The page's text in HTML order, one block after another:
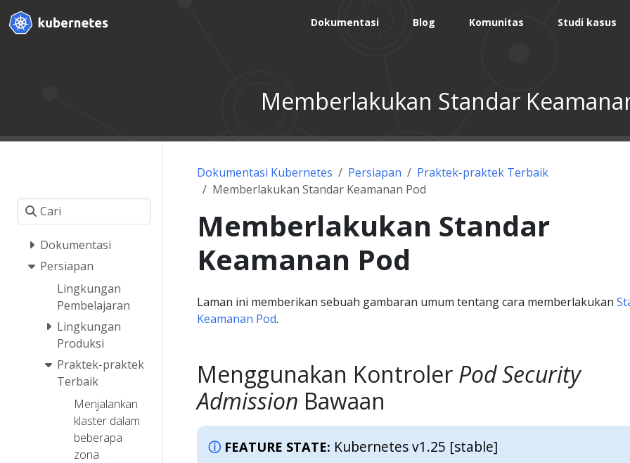
Dokumentasi Blog Komunitas Studi kasus
Memberlakukan Standar
Dokumentasi
Persiapan
Lingkungan
Pembelajaran
Lingkungan
Produksi
Praktek-praktek
Terbaik
Menjalankan
klaster dalam
beberapa
zona
Dokumentasi Kubernetes Persiapan
Praktek-praktek Terbaik
Memberlakukan Standar Keamanan Pod
Memberlakukan Standar
Keamanan Pod
Laman ini memberikan sebuah gambaran umum tentang cara memberlakukan
Keamanan Pod.
Menggunakan Kontroler Pod Security
Admission Bawaan
FEATURE STATE: Kubernetes v1.25 [stable]